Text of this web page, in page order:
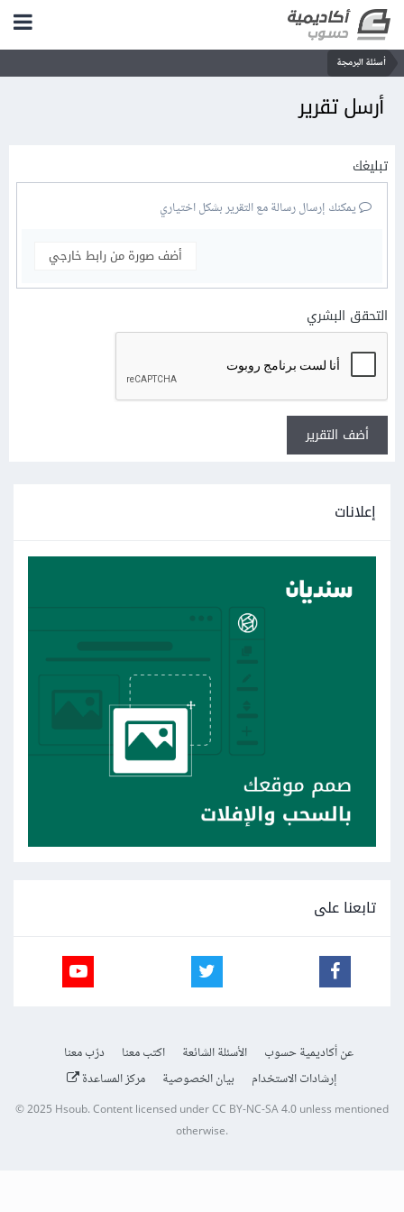
أسئلة البرمجة
أرسل تقرير
تبليغك
يمكنك إرسال رسالة مع التقرير بشكل اختياري
أضف صورة من رابط خارجي
التحقق البشري
أضف التقرير
إعلانات
تابعنا على
عن أكاديمية حسوب الأسئلة الشائعة اكتب معنا
درّب معنا
إرشادات الاستخدام
بيان الخصوصية مركز المساعدة
© 2025 Hsoub.Content licensed underCC BY-NC-SA 4.0unless mentioned
otherwise.